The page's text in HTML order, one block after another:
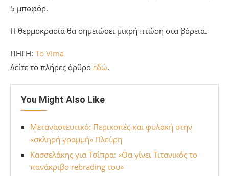
5 μποφόρ.
Η θερμοκρασία θα σημειώσει μικρή πτώση στα βόρεια.
ΠΗΓΗ: To Vima
Δείτε το πλήρες άρθρο εδώ.
You Might Also Like
Μεταναστευτικό: Περικοπές και φυλακή στην
«σκληρή γραμμή» Πλεύρη
Κασσελάκης για Τσίπρα: «Θα γίνει Τιτανικός το
πανάκριβο rebrading του»